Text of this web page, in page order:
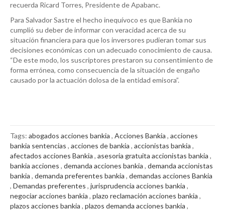
recuerda Ricard Torres, Presidente de Apabanc.
Para Salvador Sastre el hecho inequívoco es que Bankia no
cumplió su deber de informar con veracidad acerca de su
situación financiera para que los inversores pudieran tomar sus
decisiones económicas con un adecuado conocimiento de causa.
“De este modo, los suscriptores prestaron su consentimiento de
forma errónea, como consecuencia de la situación de engaño
causado por la actuación dolosa de la entidad emisora”.
Tags: abogados acciones bankia , Acciones Bankia , acciones
bankia sentencias , acciones de bankia , accionistas bankia ,
afectados acciones Bankia , asesoria gratuita accionistas bankia ,
bankia acciones , demanda acciones bankia , demanda accionistas
bankia , demanda preferentes bankia , demandas acciones Bankia
, Demandas preferentes , jurisprudencia acciones bankia ,
negociar acciones bankia , plazo reclamación acciones bankia ,
plazos acciones bankia , plazos demanda acciones bankia ,